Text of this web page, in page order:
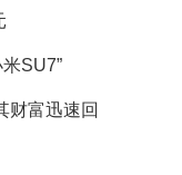
SU7”
财富迅速回